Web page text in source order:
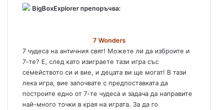
BigBoxExplorer препоръчва:
7 Wonders
7 чудеса на античния свят! Можете ли да изброите и
7-те? Е, след като изиграете тази игра със
семейството си и вие, и децата ви ще могат! В тази
лека игра, вие започвате с предпоставката да
построите едно от 7-те чудеса и задача да направите
най-много точки в края на играта. За да го